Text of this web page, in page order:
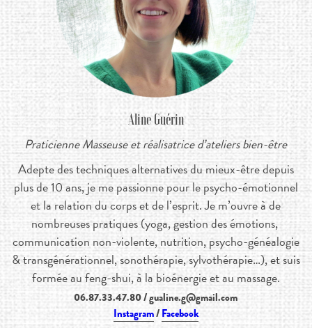
Aline Guérin
Praticienne Masseuse et réalisatrice d’ateliers bien-être
Adepte des techniques alternatives du mieux-être depuis
plus de 10 ans, je me passionne pour le psycho-émotionnel
et la relation du corps et de l’esprit. Je m’ouvre à de
nombreuses pratiques (yoga, gestion des émotions,
communication non-violente, nutrition, psycho-généalogie
& transgénérationnel, sonothérapie, sylvothérapie…), et suis
formée au feng-shui, à la bioénergie et au massage.
06.87.33.47.80 /gualine.g@gmail.com
Instagram/Facebook